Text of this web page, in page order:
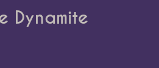
Dynamite